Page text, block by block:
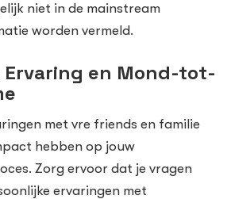
niet in de mainstream
worden vermeld.
Ervaring en Mond-tot-
met vre friends en familie
hebben op jouw
Zorg ervoor dat je vragen
ervaringen met